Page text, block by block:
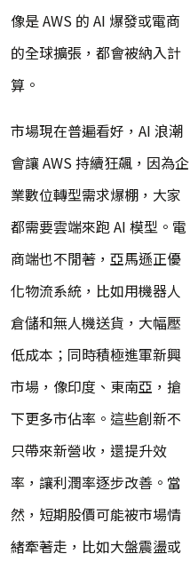
像是 AWS 的 AI 爆發或電商
的全球擴張，都會被納入計
算。
市場現在普遍看好，AI 浪潮
會讓 AWS 持續狂飆，因為企
業數位轉型需求爆棚，大家
都需要雲端來跑 AI 模型。電
商端也不閒著，亞馬遜正優
化物流系統，比如用機器人
倉儲和無人機送貨，大幅壓
低成本；同時積極進軍新興
市場，像印度、東南亞，搶
下更多市佔率。這些創新不
只帶來新營收，還提升效
率，讓利潤率逐步改善。當
然，短期股價可能被市場情
緒牽著走，比如大盤震盪或